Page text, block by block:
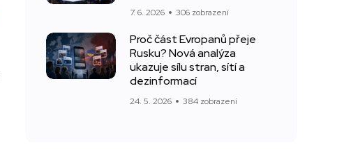
7. 6. 2026 306 zobrazení
Proč část Evropanů přeje
Rusku? Nová analýza
ukazuje sílu stran, sítí a
dezinformací
24. 5. 2026 384 zobrazení